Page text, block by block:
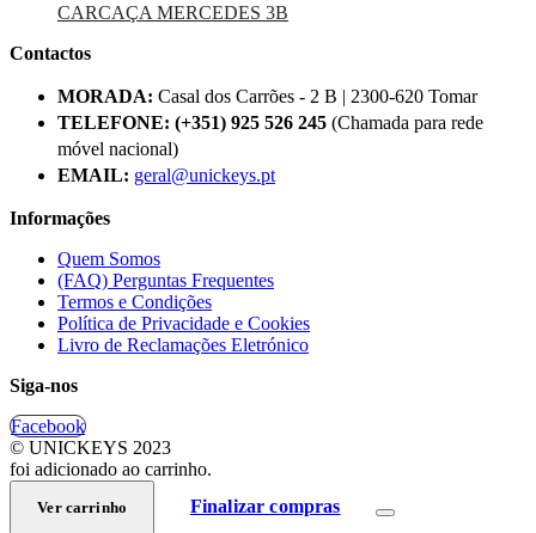
CARCAÇA MERCEDES 3B
Contactos
MORADA: Casal dos Carrões - 2 B | 2300-620 Tomar
TELEFONE: (+351) 925 526 245 (Chamada para rede
móvel nacional)
EMAIL: geral@unickeys.pt
Informações
Quem Somos
(FAQ) Perguntas Frequentes
Termos e Condições
Política de Privacidade e Cookies
Livro de Reclamações Eletrónico
Siga-nos
Facebook
© UNICKEYS 2023
foi adicionado ao carrinho.
Ver carrinho Finalizar compras